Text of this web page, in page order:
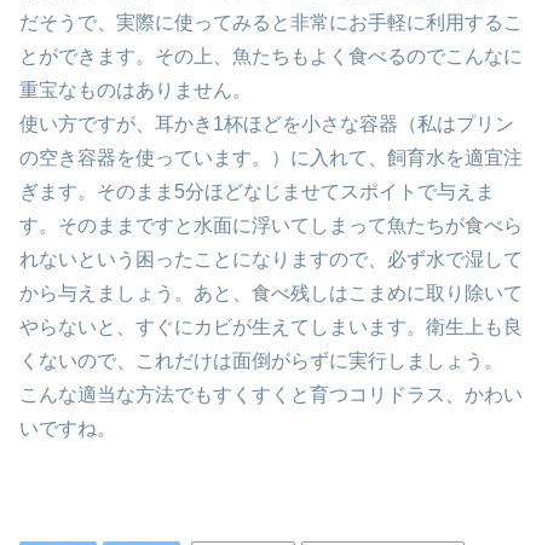
だそうで、実際に使ってみると非常にお手軽に利用するこ
とができます。その上、魚たちもよく食べるのでこんなに
重宝なものはありません。
使い方ですが、耳かき1杯ほどを小さな容器（私はプリン
の空き容器を使っています。）に入れて、飼育水を適宜注
ぎます。そのまま5分ほどなじませてスポイトで与えま
す。そのままですと水面に浮いてしまって魚たちが食べら
れないという困ったことになりますので、必ず水で湿して
から与えましょう。あと、食べ残しはこまめに取り除いて
やらないと、すぐにカビが生えてしまいます。衛生上も良
くないので、これだけは面倒がらずに実行しましょう。
こんな適当な方法でもすくすくと育つコリドラス、かわい
いですね。